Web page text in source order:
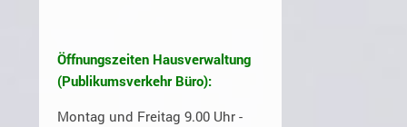
Öffnungszeiten Hausverwaltung
(Publikumsverkehr Büro):
Montag und Freitag 9.00 Uhr -